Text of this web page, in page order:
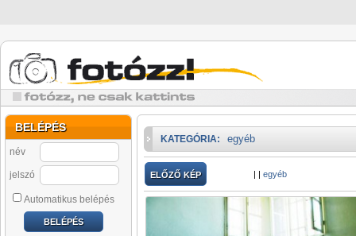
BELÉPÉS
név
jelszó
Automatikus belépés
KATEGÓRIA: egyéb
ELŐZŐ KÉP | | egyéb